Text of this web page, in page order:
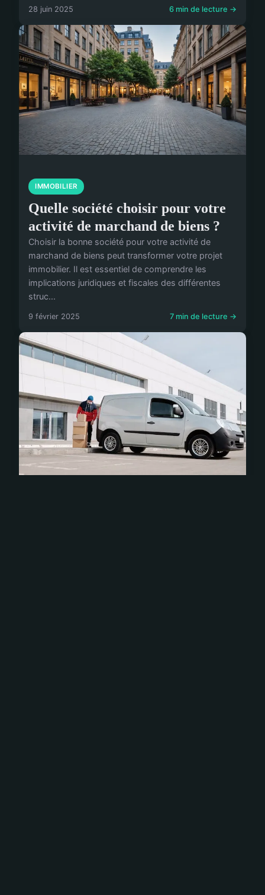
28 juin 2025 6 min de lecture →
IMMOBILIER
Quelle société choisir pour votre
activité de marchand de biens ?
Choisir la bonne société pour votre activité de
marchand de biens peut transformer votre projet
immobilier. Il est essentiel de comprendre les
implications juridiques et fiscales des différentes
struc...
9 février 2025 7 min de lecture →